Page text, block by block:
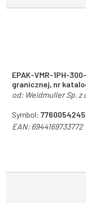
EPAK-VMR-1PH-
granicznej, nr
od: Weidmuller Sp. z
Symbol: 7760054245
EAN:6944169733772